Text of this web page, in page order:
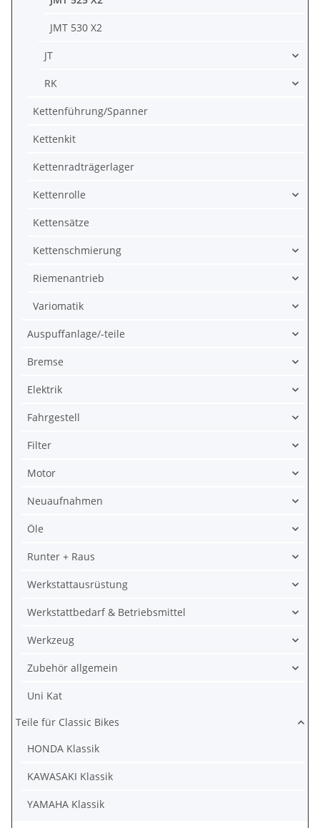
JMT 530 X2
JT
RK
Kettenführung/Spanner
Kettenkit
Kettenradträgerlager
Kettenrolle
Kettensätze
Kettenschmierung
Riemenantrieb
Variomatik
Auspuffanlage/-teile
Bremse
Elektrik
Fahrgestell
Filter
Motor
Neuaufnahmen
Öle
Runter + Raus
Werkstattausrüstung
Werkstattbedarf & Betriebsmittel
Werkzeug
Zubehör allgemein
Uni Kat
Teile für Classic Bikes
HONDA Klassik
KAWASAKI Klassik
YAMAHA Klassik